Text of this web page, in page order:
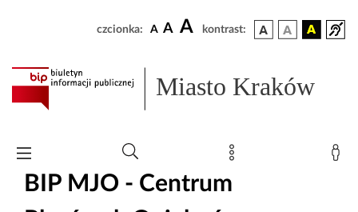
czcionka: A A A kontrast:
Miasto Kraków
BIP MJO - Centrum